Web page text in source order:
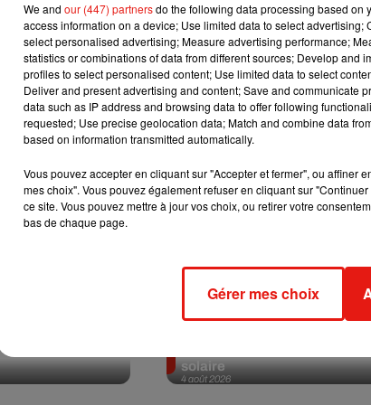
Afficher
et Becky G sur
4 août 2026
solaire
We and our (447) partnersdo the following data processing based on
access information on a device; Use limited data to select
select personalised advertising; Measure advertising performance;
statistics or combinations of data from different sources; Develop and
profiles to select personalised content; Use limited data to select
Deliver and present advertising and content; Save and communicate
data such as IP address and browsing data to offer following
requested; Use precise geolocation data; Match and combine data
based on information transmitted automatically.
Vous pouvez accepter en cliquant sur "Accepter et fermer", ou affiner
mes choix". Vous pouvez également refuser en cliquant sur
ce site. Vous pouvez mettre à jour vos choix, ou retirer votre
bas de chaque page.
Gérer mes choix